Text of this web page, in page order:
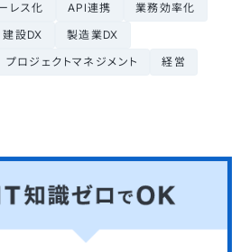
レス化 API連携
業務効率化
建設DX
製造業DX
プロジェクトマネジメント
経営